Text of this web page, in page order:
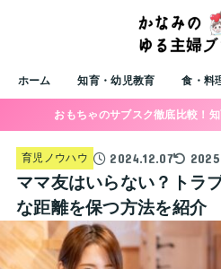
ホーム 知育・幼児教育 食・料
おもちゃのサブスク徹底比較！
育児ノウハウ 2024.12.07
ママ友はいらない？トラ
な距離を保つ方法を紹介